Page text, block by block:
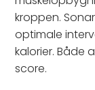
kroppen.
optimale
kalorier. Både
score.